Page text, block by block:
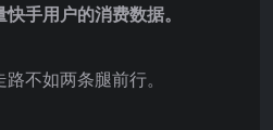
手用户的消费数据。
不如两条腿前行。